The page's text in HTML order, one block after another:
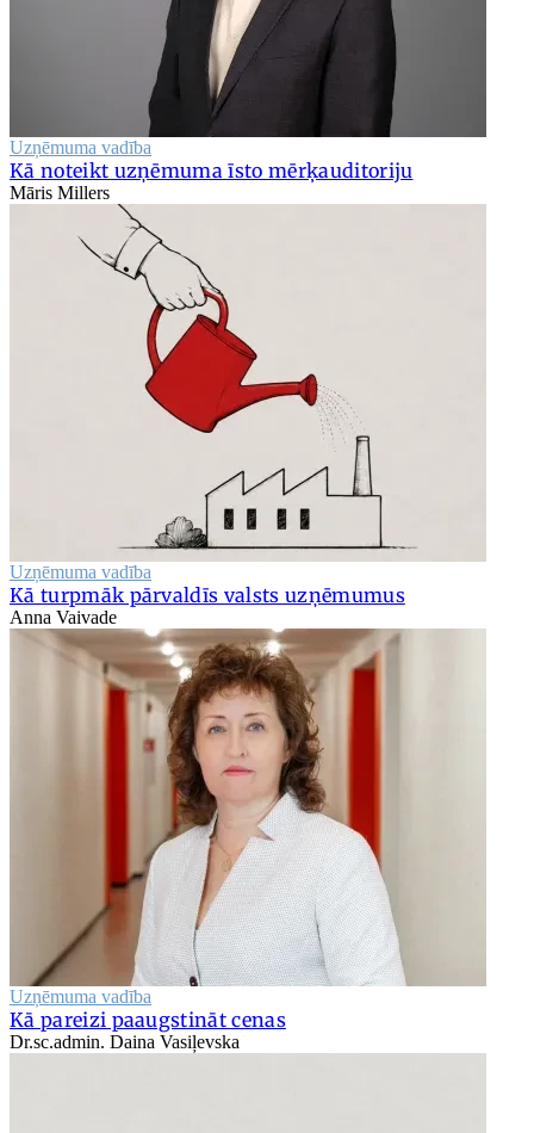
Uzņēmuma vadība
Kā noteikt uzņēmuma īsto mērķauditoriju
Māris Millers
Uzņēmuma vadība
Kā turpmāk pārvaldīs valsts uzņēmumus
Anna Vaivade
Uzņēmuma vadība
Kā pareizi paaugstināt cenas
Dr.sc.admin. Daina Vasiļevska